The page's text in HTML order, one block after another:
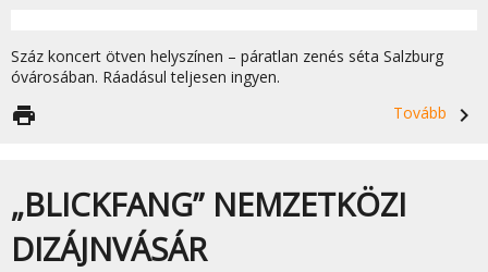
Száz koncert ötven helyszínen – páratlan zenés séta Salzburg
óvárosában. Ráadásul teljesen ingyen.
Tovább
navigate_next
print
„BLICKFANG” NEMZETKÖZI
DIZÁJNVÁSÁR